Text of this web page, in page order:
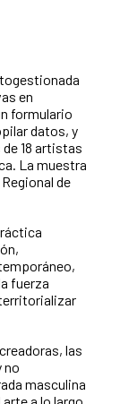
en
formulario
datos, y
18 artistas
La muestra
de
fuerza
las
no
masculina